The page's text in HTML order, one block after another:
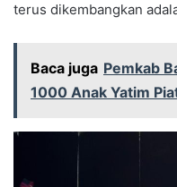
terus dikembangkan
Baca juga Pemkab
1000 Anak Yatim